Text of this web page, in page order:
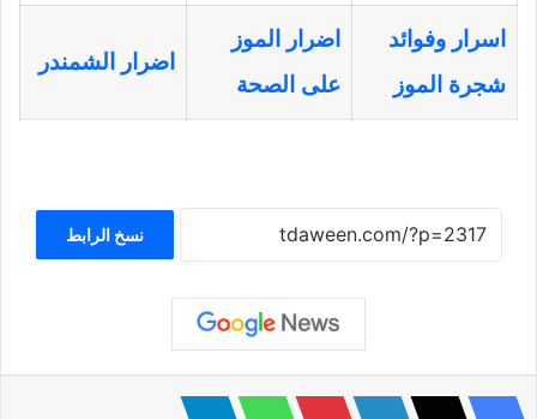
اسرار وفوائد
شجرة الموز
اضرار الموز
على الصحة
اضرار الشمندر
نسخ الرابط